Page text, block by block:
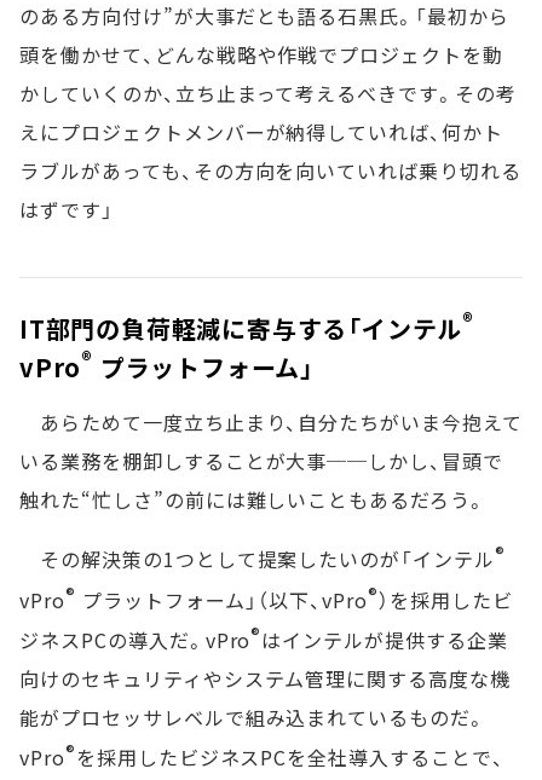
のある方向付け”が大事だとも語る石黒氏。「最初から
頭を働かせて、どんな戦略や作戦でプロジェクトを動
かしていくのか、立ち止まって考えるべきです。その考
えにプロジェクトメンバーが納得していれば、何かト
ラブルがあっても、その方向を向いていれば乗り切れる
はずです」
IT部門の負荷軽減に寄与する「インテル®
vPro® プラットフォーム」
あらためて一度立ち止まり、自分たちがいま今抱えて
いる業務を棚卸しすることが大事──しかし、冒頭で
触れた“忙しさ”の前には難しいこともあるだろう。
その解決策の1つとして提案したいのが「インテル®
vPro® プラットフォーム」（以下、vPro®）を採用したビ
ジネスPCの導入だ。vPro®はインテルが提供する企業
向けのセキュリティやシステム管理に関する高度な機
能がプロセッサレベルで組み込まれているものだ。
vPro®を採用したビジネスPCを全社導入することで、